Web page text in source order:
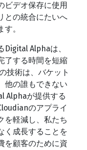
ビデオ保存に使用
との統合にたいへ
。
Digital Alphaは、
了する時間を短縮
技術は、バケット
他の誰もできない
Alphaが提供する
のアプライ
を軽減し、私たち
く成長することを
を顧客のために資